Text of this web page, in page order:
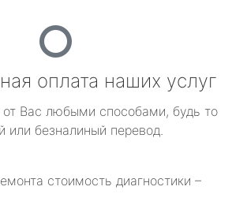
оплата наших услуг
Вас любыми способами, будь то
или безналиный перевод.
стоимость диагностики –